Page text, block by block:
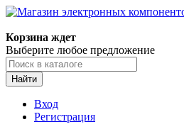
Корзина ждет
Выберите любое предложение
Найти
Вход
Регистрация